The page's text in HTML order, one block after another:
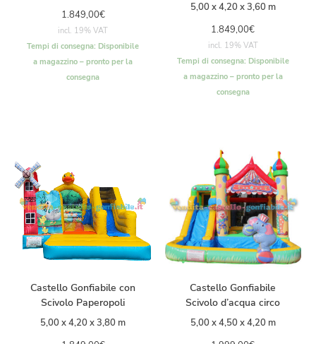
1.849,00€
incl. 19% VAT
Tempi di consegna: Disponibile
a magazzino – pronto per la
consegna
5,00 x 4,20 x 3,60 m
1.849,00€
incl. 19% VAT
Tempi di consegna: Disponibile
a magazzino – pronto per la
consegna
Castello Gonfiabile con
Scivolo Paperopoli
5,00 x 4,20 x 3,80 m
Castello Gonfiabile
Scivolo d’acqua circo
5,00 x 4,50 x 4,20 m